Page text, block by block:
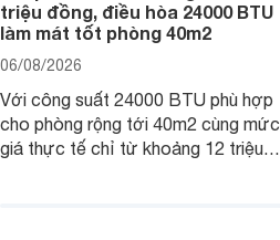
triệu đồng, điều hòa 24000 BTU
làm mát tốt phòng 40m2
06/08/2026
Với công suất 24000 BTU phù hợp
cho phòng rộng tới 40m2 cùng mức
giá thực tế chỉ từ khoảng 12 triệu